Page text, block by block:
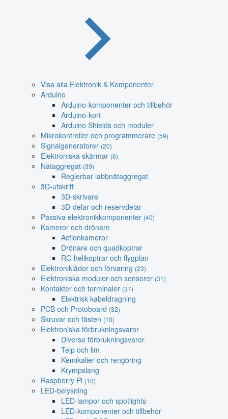
Visa alla Elektronik & Komponenter
Arduino
Arduino-komponenter och tillbehör
Arduino-kort
Arduino Shields och moduler
Mikrokontroller och programmerare (59)
Signalgeneratorer (20)
Elektroniska skärmar (6)
Nätaggregat (39)
Reglerbar labbnätaggregat
3D-utskrift
3D-skrivare
3D-delar och reservdelar
Passiva elektronikkomponenter (40)
Kameror och drönare
Actionkameror
Drönare och quadkoptrar
RC-helikoptrar och flygplan
Elektroniklådor och förvaring (23)
Elektroniska moduler och sensorer (31)
Kontakter och terminaler (37)
Elektrisk kabeldragning
PCB och Protoboard (32)
Skruvar och fästen (10)
Elektroniska förbrukningsvaror
Diverse förbrukningsvaror
Tejp och lim
Kemikalier och rengöring
Krympslang
Raspberry Pi (10)
LED-belysning
LED-lampor och spotlights
LED-komponenter och tillbehör